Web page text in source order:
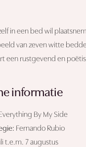
in een bed wil
van zeven witte
een rustgevend en
informatie
Everything By My Side
Fernando Rubio
t.e.m. 7 augustus